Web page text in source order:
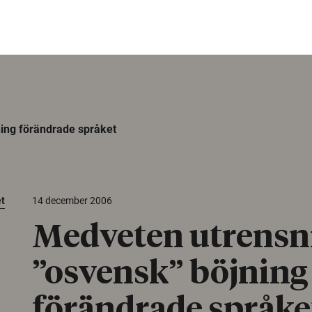
förändrade språket
14 december 2006
Medveten
”osvensk” böjning